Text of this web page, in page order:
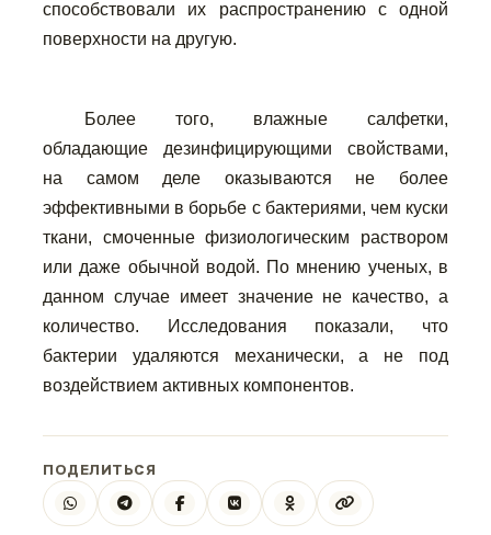
способствовали их распространению с одной
поверхности на другую.
Более того, влажные салфетки,
обладающие дезинфицирующими свойствами,
на самом деле оказываются не более
эффективными в борьбе с бактериями, чем куски
ткани, смоченные физиологическим раствором
или даже обычной водой. По мнению ученых, в
данном случае имеет значение не качество, а
количество. Исследования показали, что
бактерии удаляются механически, а не под
воздействием активных компонентов.
ПОДЕЛИТЬСЯ